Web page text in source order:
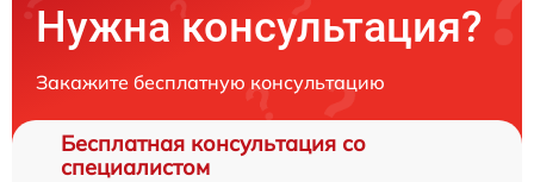
Нужна консультация?
Закажите бесплатную консультацию
Бесплатная консультация со
специалистом